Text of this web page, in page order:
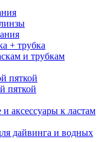
+ трубка
и трубкам
пяткой
пяткой
аксессуары к ластам
дайвинга и водных